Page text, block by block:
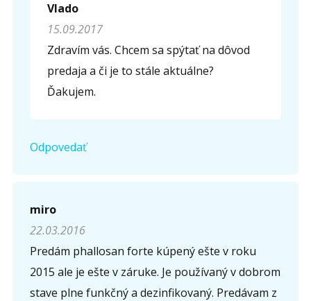
Vlado
15.09.2017
Zdravím vás. Chcem sa spýtať na dôvod
predaja a či je to stále aktuálne?
Ďakujem.
Odpovedať
miro
22.03.2016
Predám phallosan forte kúpený ešte v roku
2015 ale je ešte v záruke. Je používaný v dobrom
stave plne funkčný a dezinfikovaný. Predávam z